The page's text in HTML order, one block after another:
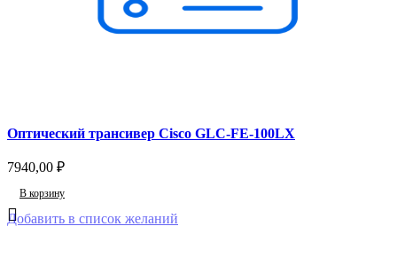
Оптический трансивер Cisco GLC-FE-100LX
7940,00 ₽
В корзину
Добавить в список желаний